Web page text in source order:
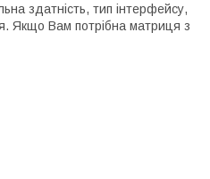
здатність, тип інтерфейсу,
Якщо Вам потрібна матриця з